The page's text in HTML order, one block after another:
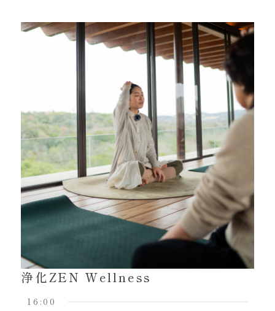
浄化ZEN Wellness
16:00